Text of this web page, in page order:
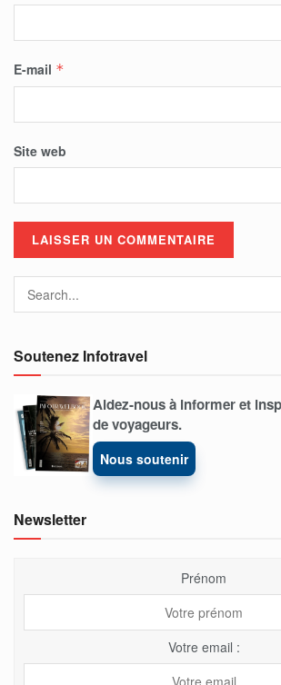
E-mail *
Site web
Soutenez Infotravel
Aidez-nous à informer et
de voyageurs.
Nous soutenir
Newsletter
Prénom
Votre email :